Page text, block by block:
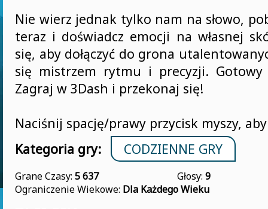
Nie wierz jednak tylko nam na słowo,
teraz i doświadcz emocji na własnej
się, aby dołączyć do grona
się mistrzem rytmu i precyzji. Gotowy
Zagraj w 3Dash i przekonaj się!
Naciśnij spację/prawy przycisk myszy,
Kategoria gry:
CODZIENNE GRY
Grane Czasy: 5 637 Głosy: 9
Ograniczenie Wiekowe: Dla Każdego Wieku